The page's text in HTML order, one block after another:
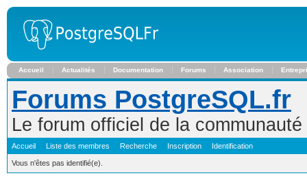
Accueil Actualités Documentation Forums Association
Forums PostgreSQL.fr
Le forum officiel de la
Accueil Liste des membres Recherche Inscription Identification
Vous n'êtes pas identifié(e).